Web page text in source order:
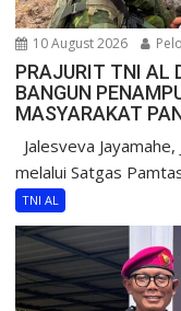
10 August 2026
PRAJURIT TNI AL
BANGUN
MASYARAKAT
Jalesveva
melalui Satgas
TNI AL